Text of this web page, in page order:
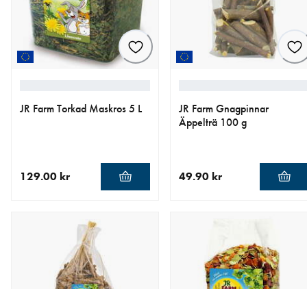
JR Farm Torkad Maskros 5 L
129.00 kr
JR Farm Gnagpinnar
Äppelträ 100 g
49.90 kr